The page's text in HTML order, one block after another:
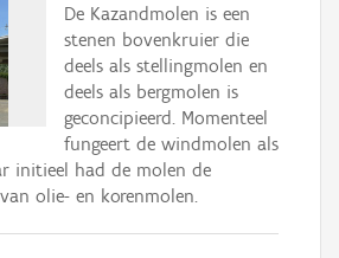
De Kazandmolen is een
stenen bovenkruier die
deels als stellingmolen en
deels als bergmolen is
geconcipieerd. Momenteel
fungeert de windmolen als
initieel had de molen de
olie- en korenmolen.